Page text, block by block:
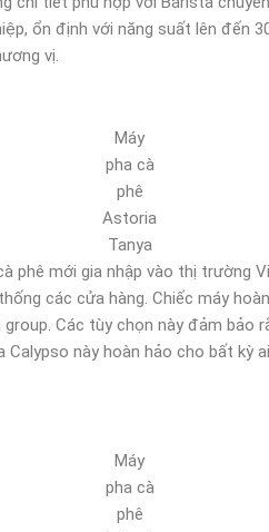
ổn định với năng suất lên đến
vị.
Máy
pha cà
phê
Astoria
Tanya
phê mới gia nhập vào thị trường
các cửa hàng. Chiếc máy
Các tùy chọn này đảm bảo
Calypso này hoàn hảo cho bất kỳ
Máy
pha cà
phê